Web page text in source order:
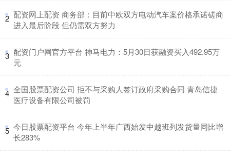
2 ​配资网上配资 商务部：目前中欧双方电动汽车案价格承诺磋商
进入最后阶段 但仍需双方努力
3 ​配资门户网官方平台 神马电力：5月30日获融资买入492.95万
元
4 ​全国股票配资公司 拒不与采购人签订政府采购合同 青岛信捷
医疗设备有限公司被罚
5 ​今日股票配资平台 今年上半年广西始发中越班列发货量同比增
长283%